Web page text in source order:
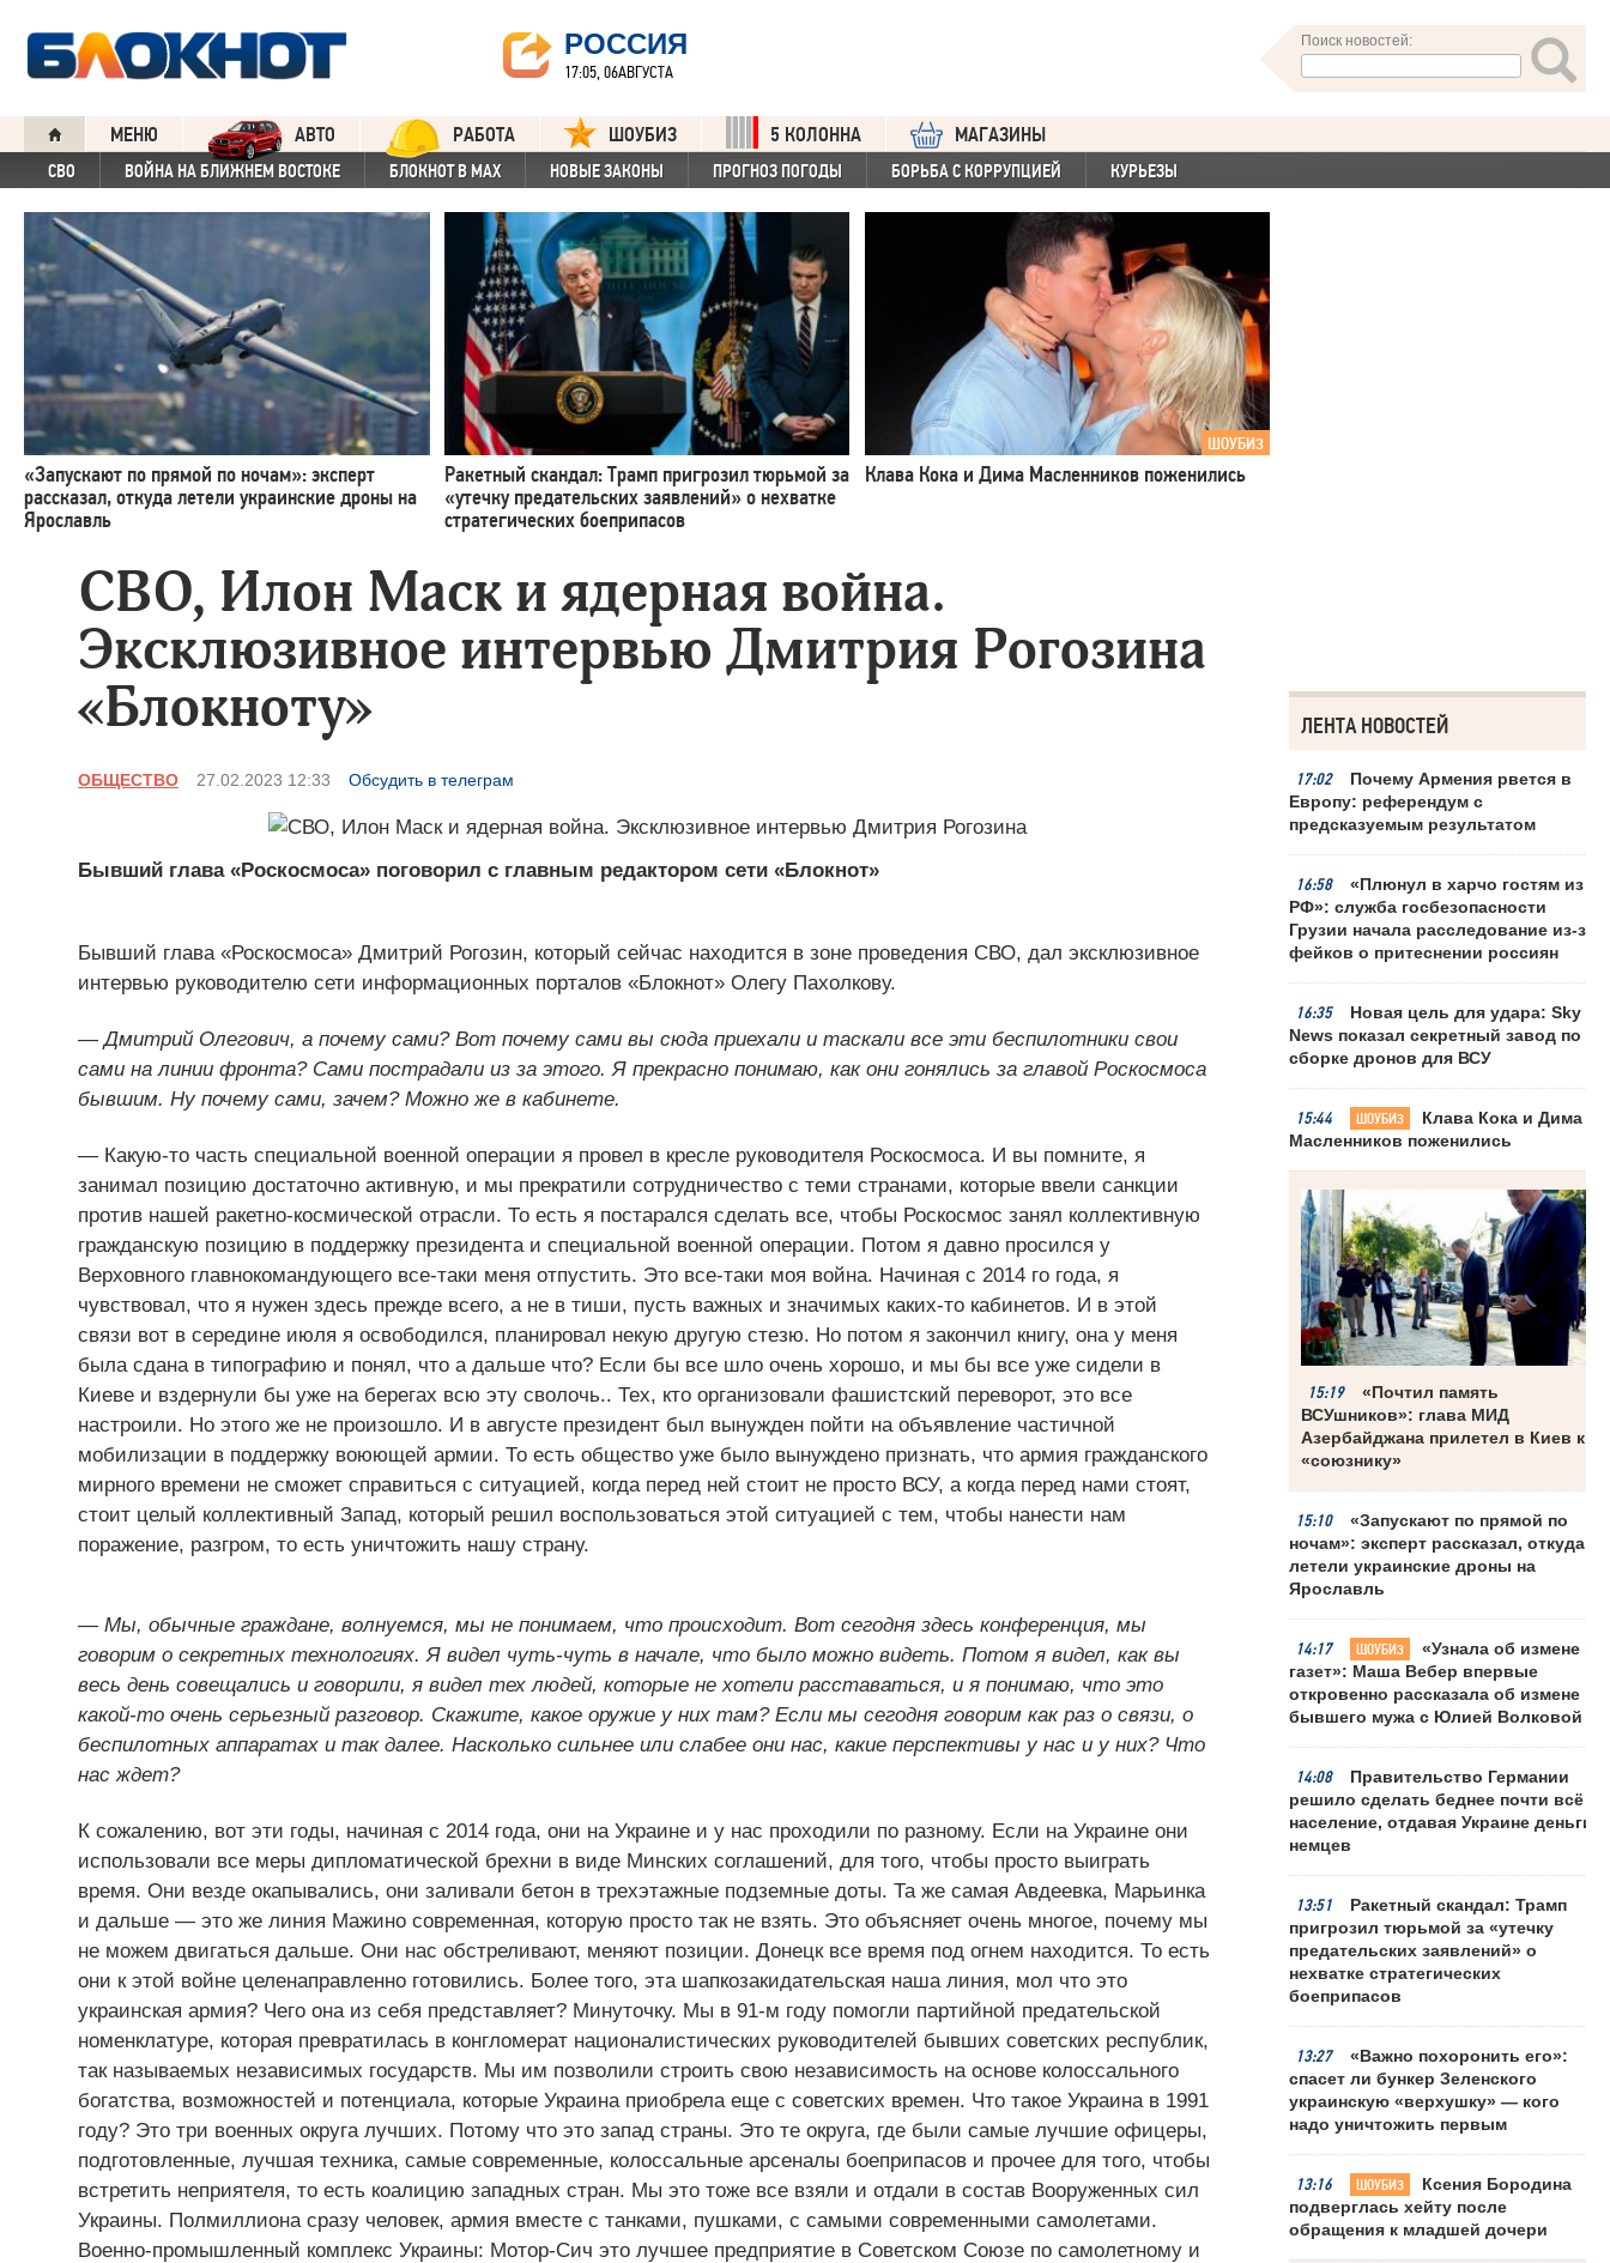
РОССИЯ
17:05, 06АВГУСТА
Поиск новостей:
МЕНЮ АВТО РАБОТА ШОУБИЗ 5 КОЛОННА МАГАЗИНЫ
СВО ВОЙНА НА БЛИЖНЕМ ВОСТОКЕ БЛОКНОТ В MAX НОВЫЕ ЗАКОНЫ ПРОГНОЗ ПОГОДЫ БОРЬБА С КОРРУПЦИЕЙ КУРЬЕЗЫ
ЛЕНТА НОВОСТЕЙ
17:02
Почему Армения рвется в
Европу: референдум с
предсказуемым результатом
16:58
«Плюнул в харчо гостям из
РФ»: служба госбезопасности
Грузии начала расследование из-за
фейков о притеснении россиян
16:35
Новая цель для удара: Sky
News показал секретный завод по
сборке дронов для ВСУ
15:44 ШОУБИЗ
Клава Кока и Дима
Масленников поженились
15:19
«Почтил память
ВСУшников»: глава МИД
Азербайджана прилетел в Киев к
«союзнику»
15:10
«Запускают по прямой по
ночам»: эксперт рассказал, откуда
летели украинские дроны на
Ярославль
14:17 ШОУБИЗ
«Узнала об измене из
газет»: Маша Вебер впервые
откровенно рассказала об измене
бывшего мужа с Юлией Волковой
14:08
Правительство Германии
решило сделать беднее почти всё
население, отдавая Украине деньги
немцев
13:51
Ракетный скандал: Трамп
пригрозил тюрьмой за «утечку
предательских заявлений» о
нехватке стратегических
боеприпасов
13:27
«Важно похоронить его»:
спасет ли бункер Зеленского
украинскую «верхушку» — кого
надо уничтожить первым
13:16 ШОУБИЗ
Ксения Бородина
подверглась хейту после
обращения к младшей дочери
«Запускают по прямой по ночам»: эксперт
рассказал, откуда летели украинские дроны на
Ярославль
Ракетный скандал: Трамп пригрозил тюрьмой за
«утечку предательских заявлений» о нехватке
стратегических боеприпасов
ШОУБИЗ
Клава Кока и Дима Масленников поженились
СВО, Илон Маск и ядерная война.
Эксклюзивное интервью Дмитрия Рогозина
«Блокноту»
ОБЩЕСТВО 27.02.2023 12:33 Обсудить в телеграм
Бывший глава «Роскосмоса» поговорил с главным редактором сети «Блокнот»
Бывший глава «Роскосмоса» Дмитрий Рогозин, который сейчас находится в зоне проведения СВО, дал эксклюзивное
интервью руководителю сети информационных порталов «Блокнот» Олегу Пахолкову.
— Дмитрий Олегович, а почему сами? Вот почему сами вы сюда приехали и таскали все эти беспилотники свои
сами на линии фронта? Сами пострадали из за этого. Я прекрасно понимаю, как они гонялись за главой Роскосмоса
бывшим. Ну почему сами, зачем? Можно же в кабинете.
— Какую-то часть специальной военной операции я провел в кресле руководителя Роскосмоса. И вы помните, я
занимал позицию достаточно активную, и мы прекратили сотрудничество с теми странами, которые ввели санкции
против нашей ракетно-космической отрасли. То есть я постарался сделать все, чтобы Роскосмос занял коллективную
гражданскую позицию в поддержку президента и специальной военной операции. Потом я давно просился у
Верховного главнокомандующего все-таки меня отпустить. Это все-таки моя война. Начиная с 2014 го года, я
чувствовал, что я нужен здесь прежде всего, а не в тиши, пусть важных и значимых каких-то кабинетов. И в этой
связи вот в середине июля я освободился, планировал некую другую стезю. Но потом я закончил книгу, она у меня
была сдана в типографию и понял, что а дальше что? Если бы все шло очень хорошо, и мы бы все уже сидели в
Киеве и вздернули бы уже на берегах всю эту сволочь.. Тех, кто организовали фашистский переворот, это все
настроили. Но этого же не произошло. И в августе президент был вынужден пойти на объявление частичной
мобилизации в поддержку воюющей армии. То есть общество уже было вынуждено признать, что армия гражданского
мирного времени не сможет справиться с ситуацией, когда перед ней стоит не просто ВСУ, а когда перед нами стоят,
стоит целый коллективный Запад, который решил воспользоваться этой ситуацией с тем, чтобы нанести нам
поражение, разгром, то есть уничтожить нашу страну.
— Мы, обычные граждане, волнуемся, мы не понимаем, что происходит. Вот сегодня здесь конференция, мы
говорим о секретных технологиях. Я видел чуть-чуть в начале, что было можно видеть. Потом я видел, как вы
весь день совещались и говорили, я видел тех людей, которые не хотели расставаться, и я понимаю, что это
какой-то очень серьезный разговор. Скажите, какое оружие у них там? Если мы сегодня говорим как раз о связи, о
беспилотных аппаратах и так далее. Насколько сильнее или слабее они нас, какие перспективы у нас и у них? Что
нас ждет?
К сожалению, вот эти годы, начиная с 2014 года, они на Украине и у нас проходили по разному. Если на Украине они
использовали все меры дипломатической брехни в виде Минских соглашений, для того, чтобы просто выиграть
время. Они везде окапывались, они заливали бетон в трехэтажные подземные доты. Та же самая Авдеевка, Марьинка
и дальше — это же линия Мажино современная, которую просто так не взять. Это объясняет очень многое, почему мы
не можем двигаться дальше. Они нас обстреливают, меняют позиции. Донецк все время под огнем находится. То есть
они к этой войне целенаправленно готовились. Более того, эта шапкозакидательская наша линия, мол что это
украинская армия? Чего она из себя представляет? Минуточку. Мы в 91-м году помогли партийной предательской
номенклатуре, которая превратилась в конгломерат националистических руководителей бывших советских республик,
так называемых независимых государств. Мы им позволили строить свою независимость на основе колоссального
богатства, возможностей и потенциала, которые Украина приобрела еще с советских времен. Что такое Украина в 1991
году? Это три военных округа лучших. Потому что это запад страны. Это те округа, где были самые лучшие офицеры,
подготовленные, лучшая техника, самые современные, колоссальные арсеналы боеприпасов и прочее для того, чтобы
встретить неприятеля, то есть коалицию западных стран. Мы это тоже все взяли и отдали в состав Вооруженных сил
Украины. Полмиллиона сразу человек, армия вместе с танками, пушками, с самыми современными самолетами.
Военно-промышленный комплекс Украины: Мотор-Сич это лучшее предприятие в Советском Союзе по самолетному и